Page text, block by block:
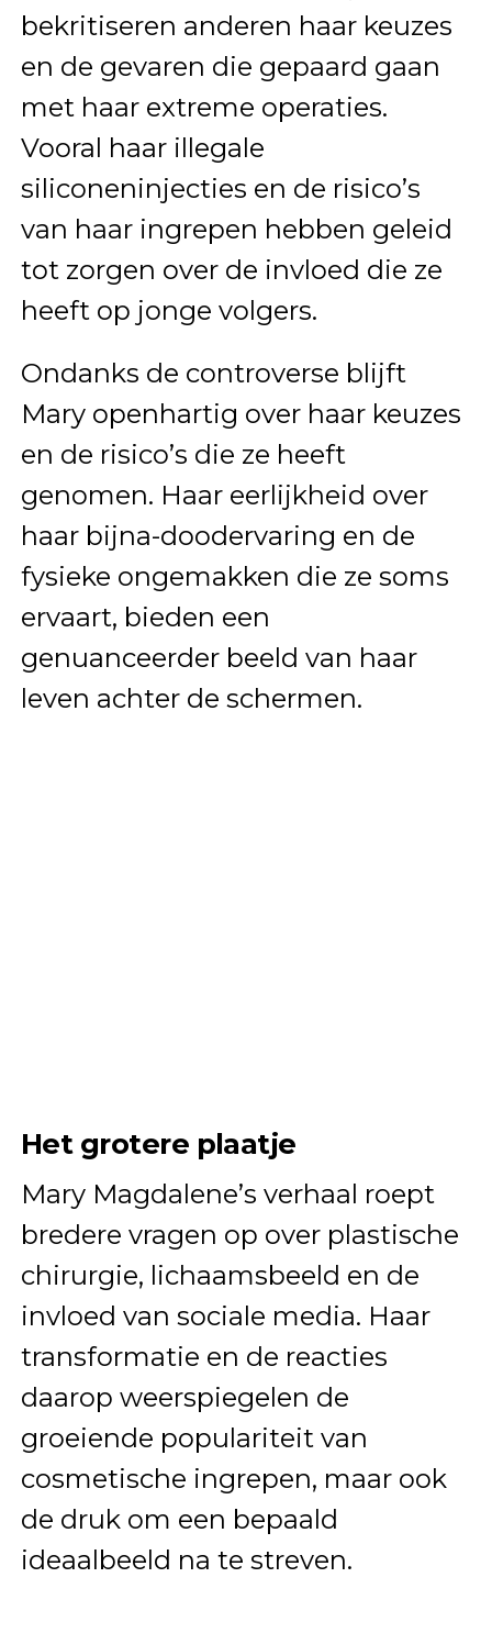
bekritiseren anderen haar keuzes
en de gevaren die gepaard gaan
met haar extreme operaties.
Vooral haar illegale
siliconeninjecties en de risico’s
van haar ingrepen hebben geleid
tot zorgen over de invloed die ze
heeft op jonge volgers.
Ondanks de controverse blijft
Mary openhartig over haar keuzes
en de risico’s die ze heeft
genomen. Haar eerlijkheid over
haar bijna-doodervaring en de
fysieke ongemakken die ze soms
ervaart, bieden een
genuanceerder beeld van haar
leven achter de schermen.
Het grotere plaatje
Mary Magdalene’s verhaal roept
bredere vragen op over plastische
chirurgie, lichaamsbeeld en de
invloed van sociale media. Haar
transformatie en de reacties
daarop weerspiegelen de
groeiende populariteit van
cosmetische ingrepen, maar ook
de druk om een bepaald
ideaalbeeld na te streven.